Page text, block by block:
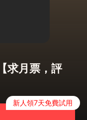
求月票，評
新人領7天免費試用